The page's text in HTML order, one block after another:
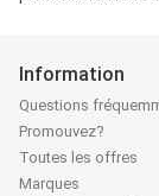
Information
Questions
Promouvez?
Toutes les offres
Marques